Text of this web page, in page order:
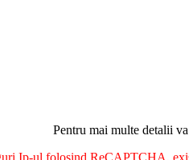
Pentru mai multe detalii
Ip-ul folosind ReCAPTCHA,